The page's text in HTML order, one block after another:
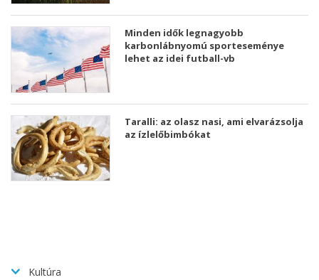
Minden idők legnagyobb
karbonlábnyomú sporteseménye
lehet az idei futball-vb
Taralli: az olasz nasi, ami elvarázsolja
az ízlelőbimbókat
Kultúra